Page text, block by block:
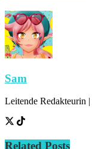
Sam
Leitende Redakteurin
Related Posts